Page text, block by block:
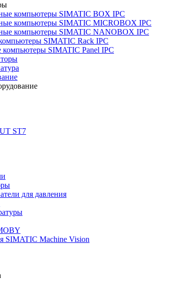
компьютеры SIMATIC BOX IPC
компьютеры SIMATIC MICROBOX IPC
компьютеры SIMATIC NANOBOX IPC
SIMATIC Rack IPC
SIMATIC Panel IPC
ST7
для давления
SIMATIC Machine Vision